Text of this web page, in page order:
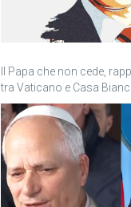
Il Papa che non cede,
tra Vaticano e Casa